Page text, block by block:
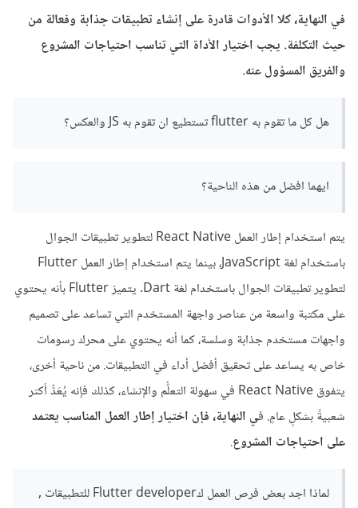
في النهاية، كلا الأدوات قادرة على إنشاء تطبيقات جذابة وفعالة من
حيث التكلفة. يجب اختيار الأداة التي تناسب احتياجات المشروع
والفريق المسؤول عنه.
هل كل ما تقوم به flutter تستطيع ان تقوم به JS والعكس؟
ايهما افضل من هذه الناحية؟
يتم استخدام إطار العمل React Native لتطوير تطبيقات الجوال
باستخدام لغة JavaScript، بينما يتم استخدام إطار العمل Flutter
لتطوير تطبيقات الجوال باستخدام لغة Dart. يتميز Flutter بأنه يحتوي
على مكتبة واسعة من عناصر واجهة المستخدم التي تساعد على تصميم
واجهات مستخدم جذابة وسلسة، كما أنه يحتوي على محرك رسومات
خاص به يساعد على تحقيق أفضل أداء في التطبيقات. من ناحية أخرى،
يتفوق React Native في سهولة التعلُّم والإنشاء، كذلك فإنه يُعَدُّ أكثر
شعبيةً بشكلٍ عامٍ. في النهاية، فإن اختيار إطار العمل المناسب يعتمد
على احتياجات المشروع.
لماذا اجد بعض فرص العمل كFlutter developer للتطبيقات ,